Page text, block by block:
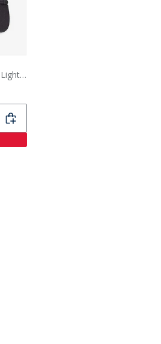
Upfront Crown 1 Ex-Band Kasket Light Medium Blue